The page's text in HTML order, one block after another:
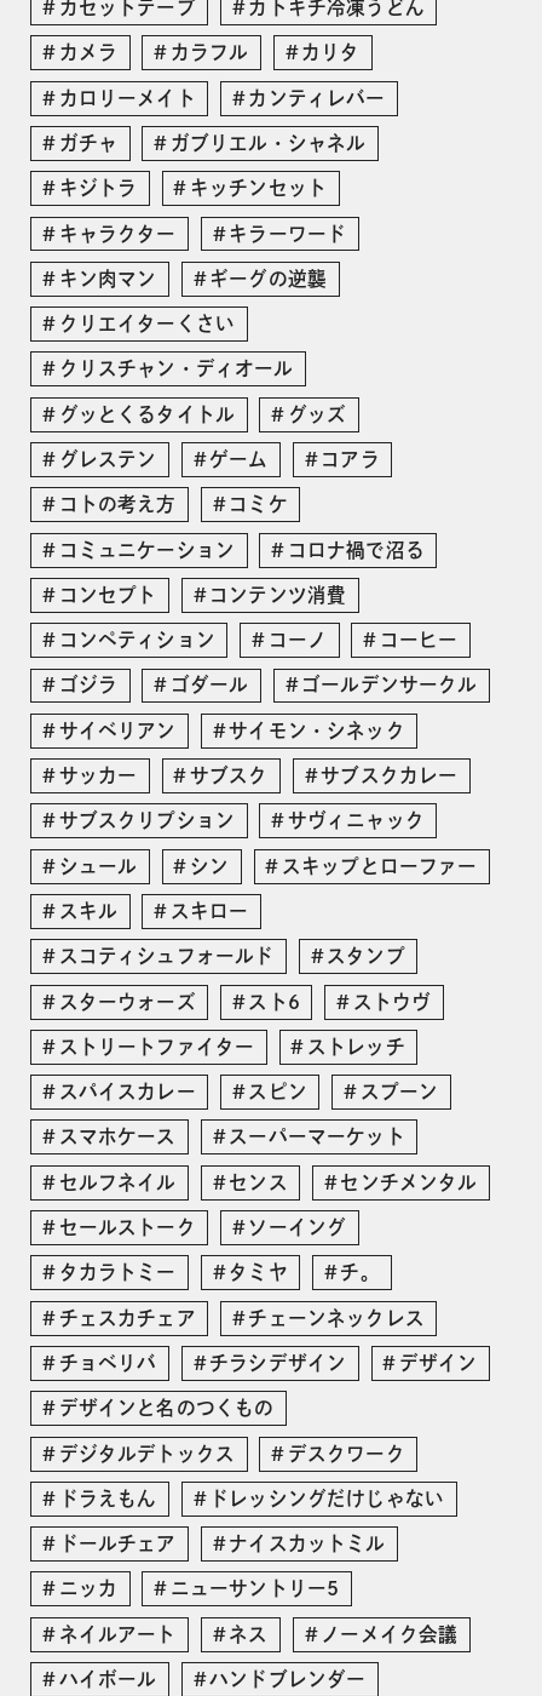
カセットテープ カトキチ冷凍うどん
カメラ カラフル カリタ
カロリーメイト カンティレバー
ガチャ ガブリエル・シャネル
キジトラ キッチンセット
キャラクター キラーワード
キン肉マン ギーグの逆襲
クリエイターくさい
クリスチャン・ディオール
グッとくるタイトル グッズ
グレステン ゲーム コアラ
コトの考え方 コミケ
コミュニケーション コロナ禍で沼る
コンセプト コンテンツ消費
コンペティション コーノ コーヒー
ゴジラ ゴダール ゴールデンサークル
サイベリアン サイモン・シネック
サッカー サブスク サブスクカレー
サブスクリプション サヴィニャック
シュール シン スキップとローファー
スキル スキロー
スコティシュフォールド スタンプ
スターウォーズ スト6 ストウヴ
ストリートファイター ストレッチ
スパイスカレー スピン スプーン
スマホケース スーパーマーケット
セルフネイル センス センチメンタル
セールストーク ソーイング
タカラトミー タミヤ チ。
チェスカチェア チェーンネックレス
チョベリバ チラシデザイン デザイン
デザインと名のつくもの
デジタルデトックス デスクワーク
ドラえもん ドレッシングだけじゃない
ドールチェア ナイスカットミル
ニッカ ニューサントリー5
ネイルアート ネス ノーメイク会議
ハイボール ハンドブレンダー